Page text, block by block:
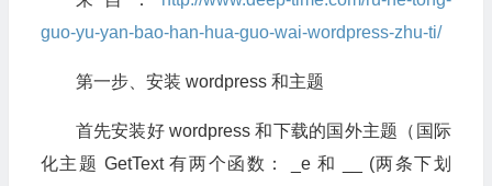
guo-yu-yan-bao-han-hua-guo-wai-wordpress-zhu-ti/
第一步、安装 wordpress 和主题
首先安装好 wordpress 和下载的国外主题（国际
化主题 GetText 有两个函数： _e 和 __ (两条下划